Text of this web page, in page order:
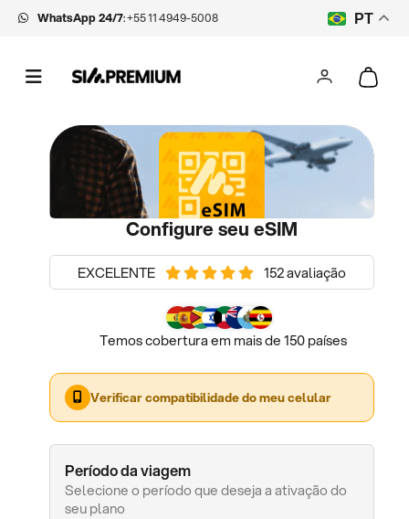
WhatsApp 24/7:+55 11 4949-5008 PT
Configure seu eSIM
EXCELENTE 152 avaliação
Temos cobertura em mais de 150 países
Verificar compatibilidade do meu celular
Período da viagem
Selecione o período que deseja a ativação do
seu plano